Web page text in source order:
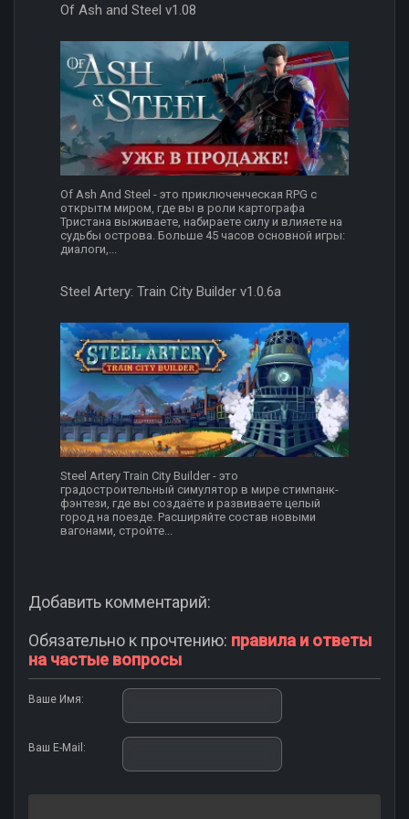
Of Ash and Steel v1.08
Of Ash And Steel - это приключенческая RPG с
открытм миром, где вы в роли картографа
Тристана выживаете, набираете силу и влияете на
судьбы острова. Больше 45 часов основной игры:
диалоги,...
Steel Artery: Train City Builder v1.0.6a
Steel Artery Train City Builder - это
градостроительный симулятор в мире стимпанк-
фэнтези, где вы создаёте и развиваете целый
город на поезде. Расширяйте состав новыми
вагонами, стройте...
Добавить комментарий:
Обязательно к прочтению: правила и ответы
на частые вопросы
Ваше Имя:
Ваш E-Mail: